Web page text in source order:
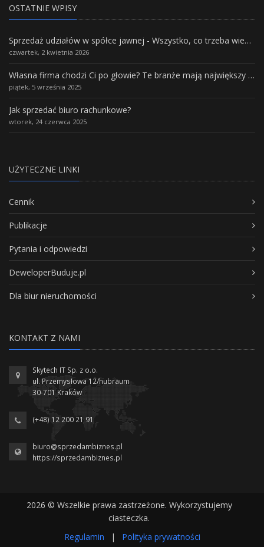
OSTATNIE WPISY
Sprzedaż udziałów w spółce jawnej - Wszystko, co trzeba wiedzieć.
czwartek, 2 kwietnia 2026
Własna firma chodzi Ci po głowie? Te branże mają największy potencjał rozwoju
piątek, 5 września 2025
Jak sprzedać biuro rachunkowe?
wtorek, 24 czerwca 2025
UŻYTECZNE LINKI
Cennik
Publikacje
Pytania i odpowiedzi
DeweloperBuduje.pl
Dla biur nieruchomości
KONTAKT Z NAMI
Skytech IT Sp. z o.o.
ul. Przemysłowa 12/hubraum
30-701 Kraków
(+48) 12 200 21 91
biuro@sprzedambiznes.pl
https://sprzedambiznes.pl
2026 © Wszelkie prawa zastrzeżone. Wykorzystujemy
ciasteczka.
Regulamin
| Polityka prywatności